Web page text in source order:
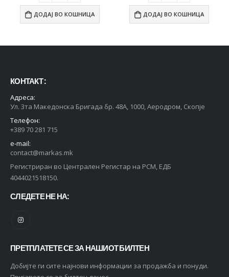
ДОДАЈ ВО КОШНИЦА ДОДАЈ ВО КОШНИЦА
КОНТАКТ :
Адреса:
Ул. 3та Македонска Бригада бр. 48А, 1000, Аеродром, Скопје
Телефон:
+389 70 281 715
e-mail:
contact@markas.mk
Регистриран во Централен Регистар на РСМ, ЕДБ
4044021518150.
СЛЕДЕТЕ НЕ НА:
ПРЕТПЛАТЕТЕ СЕ ЗА НАШИОТ БИЛТЕН
Добијте ги сите најнови информации за продажба и понуди.